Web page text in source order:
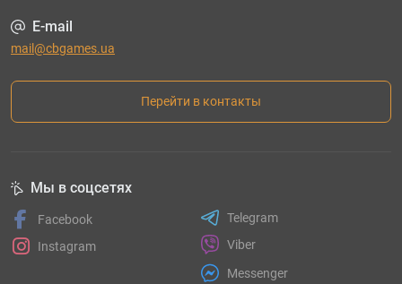
E-mail
mail@cbgames.ua
Перейти в контакты
Мы в соцсетях
Facebook
Instagram
Telegram
Viber
Messenger